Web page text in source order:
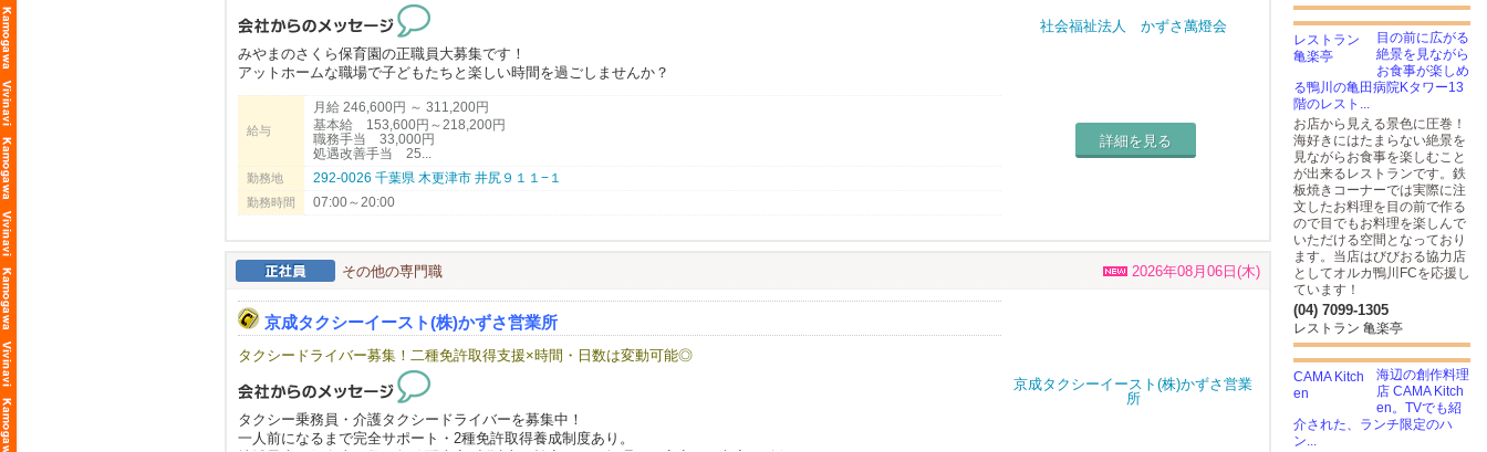
みやまのさくら保育園の正職員大募集です！
アットホームな職場で子どもたちと楽しい時間を過ごしませんか？
給与
月給 246,600円 ～ 311,200円
基本給 153,600円～218,200円
職務手当 33,000円
処遇改善手当 25...
勤務地 292-0026 千葉県 木更津市 井尻９１１−１
勤務時間 07:00～20:00
詳細を見る
その他の専門職 2026年08月06日(木)
京成タクシーイースト(株)かずさ営業所
タクシードライバー募集！二種免許取得支援×時間・日数は変動可能◎
タクシー乗務員・介護タクシードライバーを募集中！
一人前になるまで完全サポート・2種免許取得養成制度あり。
目の前に広がる
絶景を見ながら
お食事が楽しめ
る鴨川の亀田病院Kタワー13
階のレスト...
お店から見える景色に圧巻！
海好きにはたまらない絶景を
見ながらお食事を楽しむこと
が出来るレストランです。鉄
板焼きコーナーでは実際に注
文したお料理を目の前で作る
ので目でもお料理を楽しんで
いただける空間となっており
ます。当店はびびおる協力店
としてオルカ鴨川FCを応援し
ています！
(04) 7099-1305
レストラン 亀楽亭
海辺の創作料理
店 CAMA Kitch
en。TVでも紹
介された、ランチ限定のハ
ン...